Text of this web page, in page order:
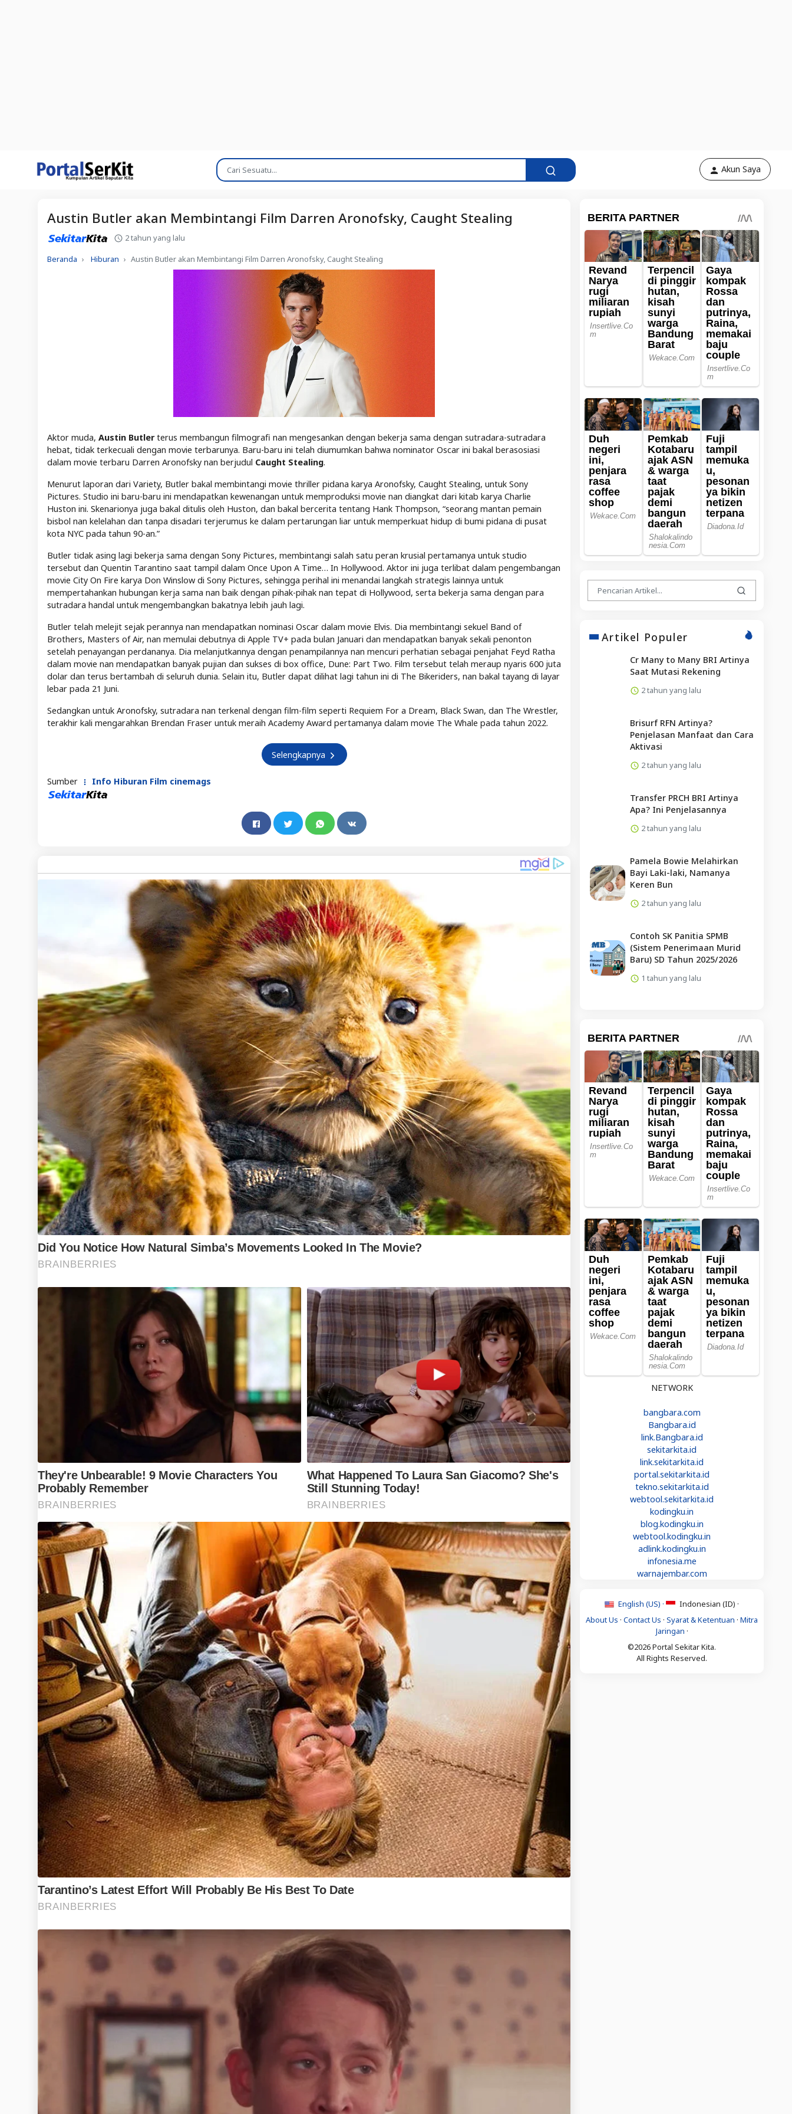
Akun Saya
Austin Butler akan Membintangi Film Darren Aronofsky, Caught Stealing
2 tahun yang lalu
Beranda Hiburan Austin Butler akan Membintangi Film Darren Aronofsky, Caught Stealing
Aktor muda, Austin Butlerterus membangun filmografi nan mengesankan dengan bekerja sama dengan sutradara-sutradara
hebat, tidak terkecuali dengan movie terbarunya. Baru-baru ini telah diumumkan bahwa nominator Oscar ini bakal berasosiasi
dalam movie terbaru Darren Aronofsky nan berjudul Caught Stealing.
Menurut laporan dari Variety, Butler bakal membintangi movie thriller pidana karya Aronofsky, Caught Stealing, untuk Sony
Pictures. Studio ini baru-baru ini mendapatkan kewenangan untuk memproduksi movie nan diangkat dari kitab karya Charlie
Huston ini. Skenarionya juga bakal ditulis oleh Huston, dan bakal bercerita tentang Hank Thompson, “seorang mantan pemain
bisbol nan kelelahan dan tanpa disadari terjerumus ke dalam pertarungan liar untuk memperkuat hidup di bumi pidana di pusat
kota NYC pada tahun 90-an.”
Butler tidak asing lagi bekerja sama dengan Sony Pictures, membintangi salah satu peran krusial pertamanya untuk studio
tersebut dan Quentin Tarantino saat tampil dalam Once Upon A Time… In Hollywood. Aktor ini juga terlibat dalam pengembangan
movie City On Fire karya Don Winslow di Sony Pictures, sehingga perihal ini menandai langkah strategis lainnya untuk
mempertahankan hubungan kerja sama nan baik dengan pihak-pihak nan tepat di Hollywood, serta bekerja sama dengan para
sutradara handal untuk mengembangkan bakatnya lebih jauh lagi.
Butler telah melejit sejak perannya nan mendapatkan nominasi Oscar dalam movie Elvis. Dia membintangi sekuel Band of
Brothers, Masters of Air, nan memulai debutnya di Apple TV+ pada bulan Januari dan mendapatkan banyak sekali penonton
setelah penayangan perdananya. Dia melanjutkannya dengan penampilannya nan mencuri perhatian sebagai penjahat Feyd Ratha
dalam movie nan mendapatkan banyak pujian dan sukses di box office, Dune: Part Two. Film tersebut telah meraup nyaris 600 juta
dolar dan terus bertambah di seluruh dunia. Selain itu, Butler dapat dilihat lagi tahun ini di The Bikeriders, nan bakal tayang di layar
lebar pada 21 Juni.
Sedangkan untuk Aronofsky, sutradara nan terkenal dengan film-film seperti Requiem For a Dream, Black Swan, dan The Wrestler,
terakhir kali mengarahkan Brendan Fraser untuk meraih Academy Award pertamanya dalam movie The Whale pada tahun 2022.
Selengkapnya
Sumber Info Hiburan Film cinemags
Artikel Populer
Cr Many to Many BRI Artinya
Saat Mutasi Rekening
2 tahun yang lalu
Brisurf RFN Artinya?
Penjelasan Manfaat dan Cara
Aktivasi
2 tahun yang lalu
Transfer PRCH BRI Artinya
Apa? Ini Penjelasannya
2 tahun yang lalu
Pamela Bowie Melahirkan
Bayi Laki-laki, Namanya
Keren Bun
2 tahun yang lalu
Contoh SK Panitia SPMB
(Sistem Penerimaan Murid
Baru) SD Tahun 2025/2026
1 tahun yang lalu
NETWORK
bangbara.com
Bangbara.id
link.Bangbara.id
sekitarkita.id
link.sekitarkita.id
portal.sekitarkita.id
tekno.sekitarkita.id
webtool.sekitarkita.id
kodingku.in
blog.kodingku.in
webtool.kodingku.in
adlink.kodingku.in
infonesia.me
warnajembar.com
English (US) ·
Indonesian (ID) ·
About Us · Contact Us · Syarat & Ketentuan · Mitra
Jaringan ·
©2026 Portal Sekitar Kita.
All Rights Reserved.